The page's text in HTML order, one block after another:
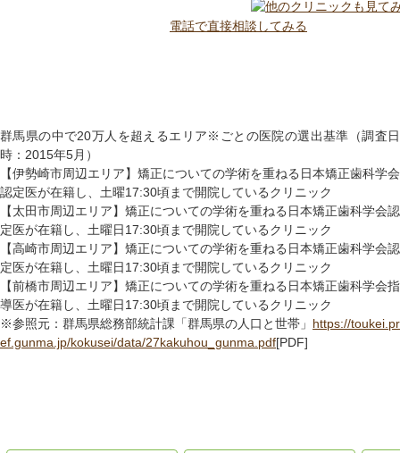
電話で直接相談してみる
群馬県の中で20万人を超えるエリア※ごとの医院の選出基準（調査日
時：2015年5月）
【伊勢崎市周辺エリア】矯正についての学術を重ねる日本矯正歯科学会
認定医が在籍し、土曜17:30頃まで開院しているクリニック
【太田市周辺エリア】矯正についての学術を重ねる日本矯正歯科学会認
定医が在籍し、土曜日17:30頃まで開院しているクリニック
【高崎市周辺エリア】矯正についての学術を重ねる日本矯正歯科学会認
定医が在籍し、土曜日17:30頃まで開院しているクリニック
【前橋市周辺エリア】矯正についての学術を重ねる日本矯正歯科学会指
導医が在籍し、土曜日17:30頃まで開院しているクリニック
※参照元：群馬県総務部統計課「群馬県の人口と世帯」 https://toukei.pr
ef.gunma.jp/kokusei/data/27kakuhou_gunma.pdf[PDF]